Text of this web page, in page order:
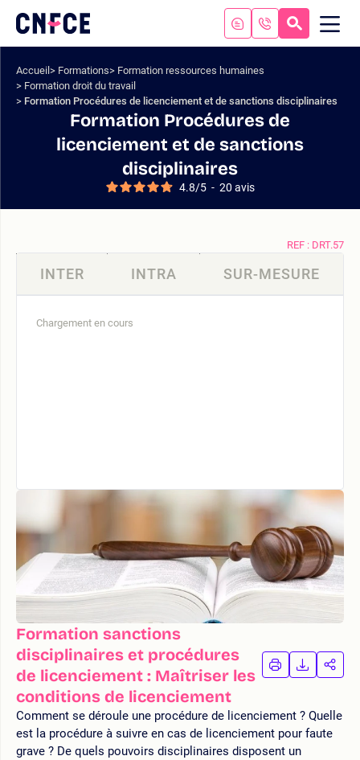
contenu
menu
Logo
site
Accueil Formations
Formation ressources humaines
Formation droit du travail
Formation Procédures de licenciement et de sanctions disciplinaires
Formation Procédures de
licenciement et de sanctions
disciplinaires
4.8/5 - 20 avis
Formation sanctions
disciplinaires et procédures
de licenciement : Maîtriser les
conditions de licenciement
IMPRIMER
LA
LA
Comment se déroule une procédure de licenciement ? Quelle
est la procédure à suivre en cas de licenciement pour faute
grave ? De quels pouvoirs disciplinaires disposent un
REF : DRT.57
INTER INTRA SUR-MESURE